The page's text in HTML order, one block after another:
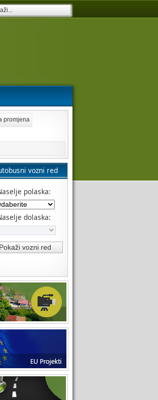
promjena
vozni red
polaska:
dolaska: